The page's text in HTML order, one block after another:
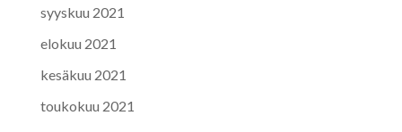
syyskuu 2021
elokuu 2021
kesäkuu 2021
toukokuu 2021